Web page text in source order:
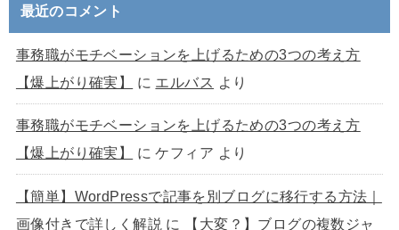
最近のコメント
事務職がモチベーションを上げるための3つの考え方
【爆上がり確実】
に エルバス より
事務職がモチベーションを上げるための3つの考え方
【爆上がり確実】
にケフィア より
【簡単】WordPressで記事を別ブログに移行する方法｜
画像付きで詳しく解説 に 【大変？】ブログの複数ジャ